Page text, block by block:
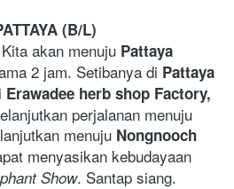
(B/L)
akan menuju Pattaya
2 jam. Setibanya di Pattaya
menuju Nongnooch
menyasikan kebudayaan
Show. Santap siang.